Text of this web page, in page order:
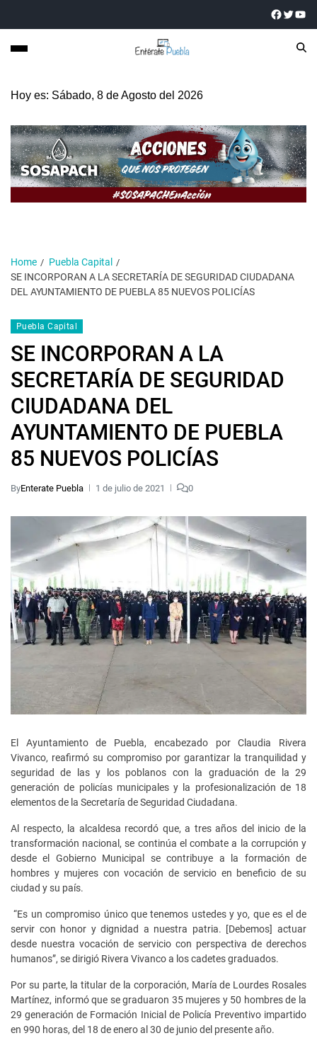
Hoy es: Sábado, 8 de Agosto del 2026
Home
Puebla Capital
SE INCORPORAN A LA SECRETARÍA DE SEGURIDAD CIUDADANA
DEL AYUNTAMIENTO DE PUEBLA 85 NUEVOS POLICÍAS
Puebla Capital
SE INCORPORAN A LA
SECRETARÍA DE SEGURIDAD
CIUDADANA DEL
AYUNTAMIENTO DE PUEBLA
85 NUEVOS POLICÍAS
ByEnterate Puebla 1 de julio de 2021 0
El Ayuntamiento de Puebla, encabezado por Claudia Rivera
Vivanco, reafirmó su compromiso por garantizar la tranquilidad y
seguridad de las y los poblanos con la graduación de la 29
generación de policías municipales y la profesionalización de 18
elementos de la Secretaría de Seguridad Ciudadana.
Al respecto, la alcaldesa recordó que, a tres años del inicio de la
transformación nacional, se continúa el combate a la corrupción y
desde el Gobierno Municipal se contribuye a la formación de
hombres y mujeres con vocación de servicio en beneficio de su
ciudad y su país.
“Es un compromiso único que tenemos ustedes y yo, que es el de
servir con honor y dignidad a nuestra patria. [Debemos] actuar
desde nuestra vocación de servicio con perspectiva de derechos
humanos”, se dirigió Rivera Vivanco a los cadetes graduados.
Por su parte, la titular de la corporación, María de Lourdes Rosales
Martínez, informó que se graduaron 35 mujeres y 50 hombres de la
29 generación de Formación Inicial de Policía Preventivo impartido
en 990 horas, del 18 de enero al 30 de junio del presente año.